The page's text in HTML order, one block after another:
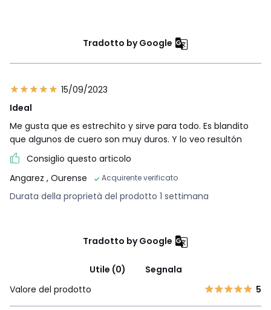
Tradotto by Google
15/09/2023
Ideal
Me gusta que es estrechito y sirve para todo. Es blandito
que algunos de cuero son muy duros. Y lo veo resultón
Consiglio questo articolo
Angarez , Ourense Acquirente verificato
Durata della proprietà del prodotto 1 settimana
Tradotto by Google
Utile (0)
Segnala
Valore del prodotto
5